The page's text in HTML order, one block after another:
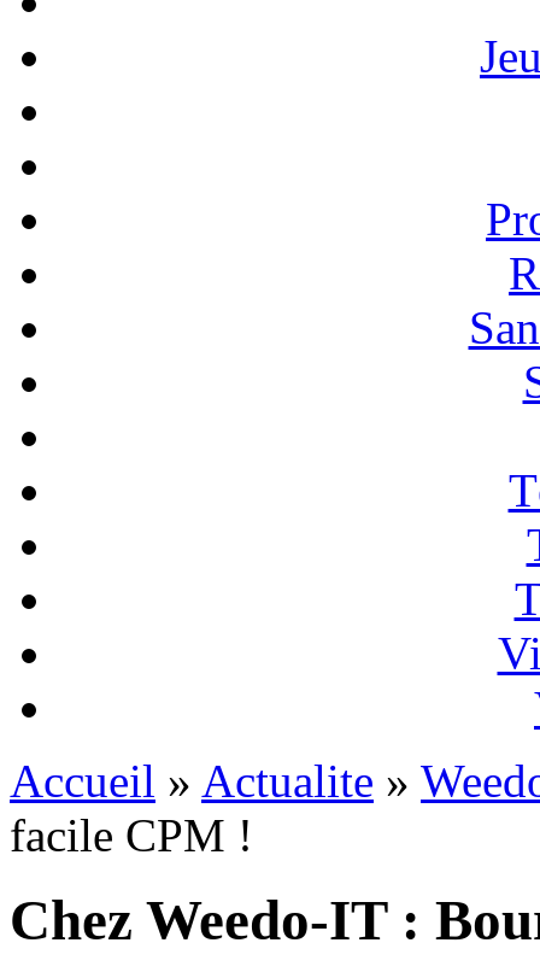
Accueil » Actualite »
facile CPM !
Chez Weedo-IT :